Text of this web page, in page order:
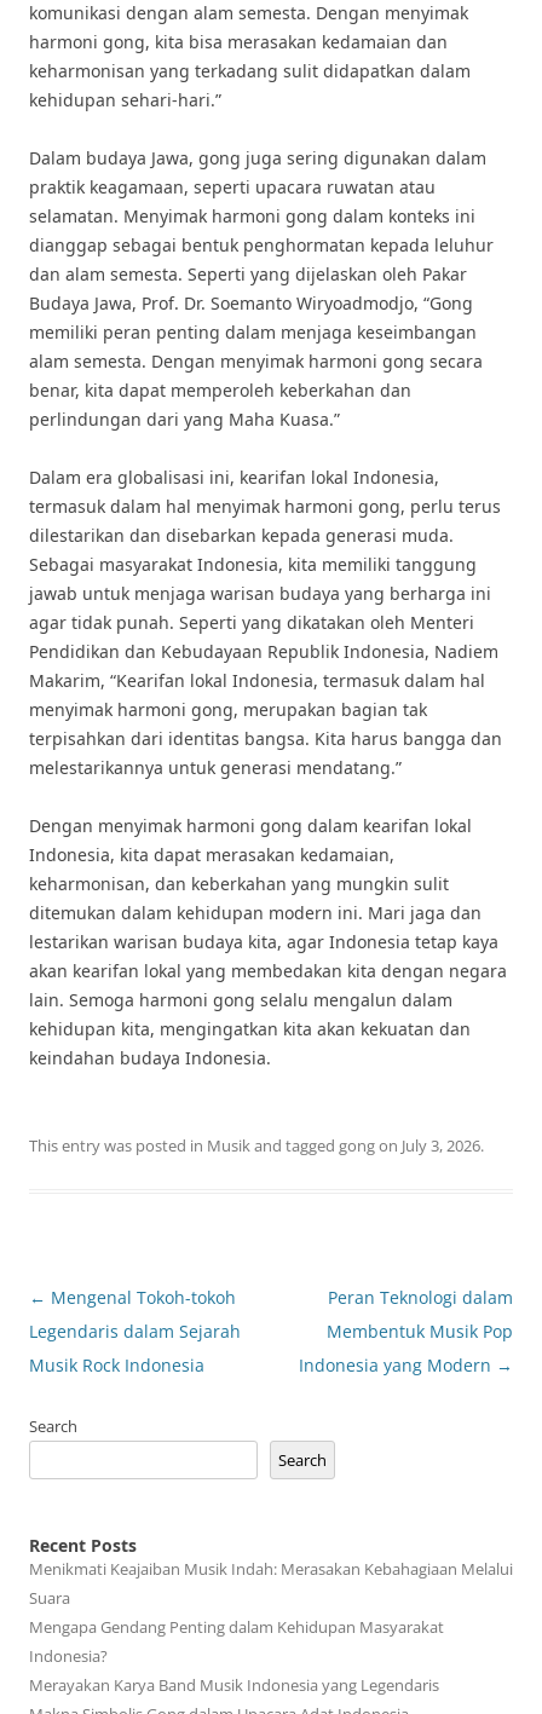
komunikasi dengan alam semesta. Dengan menyimak
harmoni gong, kita bisa merasakan kedamaian dan
keharmonisan yang terkadang sulit didapatkan dalam
kehidupan sehari-hari.”
Dalam budaya Jawa, gong juga sering digunakan dalam
praktik keagamaan, seperti upacara ruwatan atau
selamatan. Menyimak harmoni gong dalam konteks ini
dianggap sebagai bentuk penghormatan kepada leluhur
dan alam semesta. Seperti yang dijelaskan oleh Pakar
Budaya Jawa, Prof. Dr. Soemanto Wiryoadmodjo, “Gong
memiliki peran penting dalam menjaga keseimbangan
alam semesta. Dengan menyimak harmoni gong secara
benar, kita dapat memperoleh keberkahan dan
perlindungan dari yang Maha Kuasa.”
Dalam era globalisasi ini, kearifan lokal Indonesia,
termasuk dalam hal menyimak harmoni gong, perlu terus
dilestarikan dan disebarkan kepada generasi muda.
Sebagai masyarakat Indonesia, kita memiliki tanggung
jawab untuk menjaga warisan budaya yang berharga ini
agar tidak punah. Seperti yang dikatakan oleh Menteri
Pendidikan dan Kebudayaan Republik Indonesia, Nadiem
Makarim, “Kearifan lokal Indonesia, termasuk dalam hal
menyimak harmoni gong, merupakan bagian tak
terpisahkan dari identitas bangsa. Kita harus bangga dan
melestarikannya untuk generasi mendatang.”
Dengan menyimak harmoni gong dalam kearifan lokal
Indonesia, kita dapat merasakan kedamaian,
keharmonisan, dan keberkahan yang mungkin sulit
ditemukan dalam kehidupan modern ini. Mari jaga dan
lestarikan warisan budaya kita, agar Indonesia tetap kaya
akan kearifan lokal yang membedakan kita dengan negara
lain. Semoga harmoni gong selalu mengalun dalam
kehidupan kita, mengingatkan kita akan kekuatan dan
keindahan budaya Indonesia.
This entry was posted in Musikand tagged gongon July 3, 2026.
Post
navigation
← Mengenal Tokoh-tokoh
Legendaris dalam Sejarah
Musik Rock Indonesia
Peran Teknologi dalam
Membentuk Musik Pop
Indonesia yang Modern →
Search
Search
Recent Posts
Menikmati Keajaiban Musik Indah: Merasakan Kebahagiaan Melalui
Suara
Mengapa Gendang Penting dalam Kehidupan Masyarakat
Indonesia?
Merayakan Karya Band Musik Indonesia yang Legendaris